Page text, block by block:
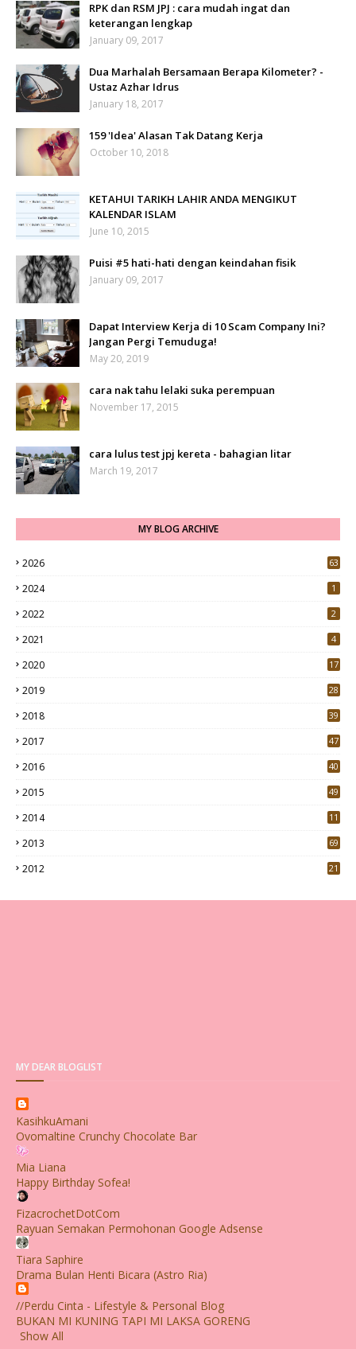
RPK dan RSM JPJ : cara mudah ingat dan
keterangan lengkap
January 09, 2017
Dua Marhalah Bersamaan Berapa Kilometer? -
Ustaz Azhar Idrus
January 18, 2017
159 'Idea' Alasan Tak Datang Kerja
October 10, 2018
KETAHUI TARIKH LAHIR ANDA MENGIKUT
KALENDAR ISLAM
June 10, 2015
Puisi #5 hati-hati dengan keindahan fisik
January 09, 2017
Dapat Interview Kerja di 10 Scam Company Ini?
Jangan Pergi Temuduga!
May 20, 2019
cara nak tahu lelaki suka perempuan
November 17, 2015
cara lulus test jpj kereta - bahagian litar
March 19, 2017
MY BLOG ARCHIVE
2026 63
2024 1
2022 2
2021 4
2020
17
2019
28
2018
39
2017
47
2016
40
2015
49
2014 11
2013 69
2012 21
MY DEAR BLOGLIST
KasihkuAmani
Ovomaltine Crunchy Chocolate Bar
Mia Liana
Happy Birthday Sofea!
FizacrochetDotCom
Rayuan Semakan Permohonan Google Adsense
Tiara Saphire
Drama Bulan Henti Bicara (Astro Ria)
//Perdu Cinta - Lifestyle & Personal Blog
BUKAN MI KUNING TAPI MI LAKSA GORENG
Show All